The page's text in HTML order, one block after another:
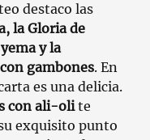
destaco las
la Gloria de
y la
gambones. En
es una delicia.
con ali-olite
exquisito punto